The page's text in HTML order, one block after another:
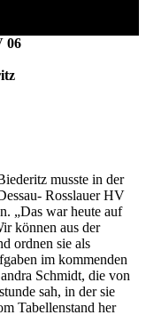
06
musste in der
Rosslauer HV
„Das war heute auf
können aus der
ordnen sie als
im kommenden
Schmidt, die von
sah, in der sie
Tabellenstand her